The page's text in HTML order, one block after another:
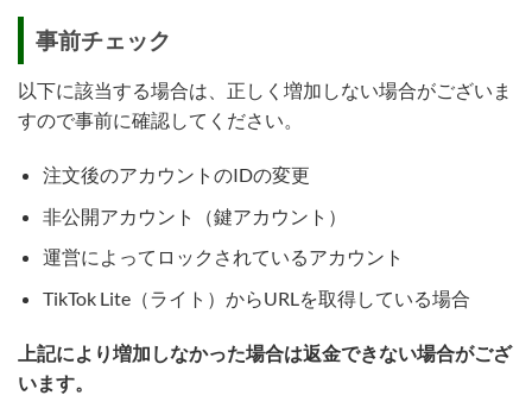
事前チェック
以下に該当する場合は、正しく増加しない場合がございま
すので事前に確認してください。
注文後のアカウントのIDの変更
非公開アカウント（鍵アカウント）
運営によってロックされているアカウント
TikTok Lite（ライト）からURLを取得している場合
上記により増加しなかった場合は返金できない場合がござ
います。